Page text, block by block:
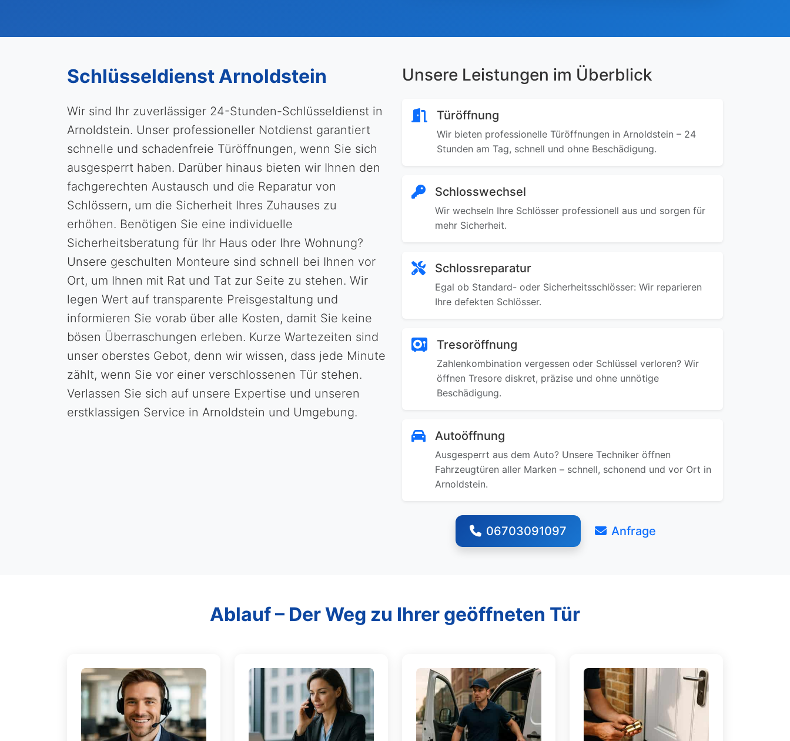
Schlüsseldienst Arnoldstein
Wir sind Ihr zuverlässiger 24-Stunden-Schlüsseldienst in
Arnoldstein. Unser professioneller Notdienst garantiert
schnelle und schadenfreie Türöffnungen, wenn Sie sich
ausgesperrt haben. Darüber hinaus bieten wir Ihnen den
fachgerechten Austausch und die Reparatur von
Schlössern, um die Sicherheit Ihres Zuhauses zu
erhöhen. Benötigen Sie eine individuelle
Sicherheitsberatung für Ihr Haus oder Ihre Wohnung?
Unsere geschulten Monteure sind schnell bei Ihnen vor
Ort, um Ihnen mit Rat und Tat zur Seite zu stehen. Wir
legen Wert auf transparente Preisgestaltung und
informieren Sie vorab über alle Kosten, damit Sie keine
bösen Überraschungen erleben. Kurze Wartezeiten sind
unser oberstes Gebot, denn wir wissen, dass jede Minute
zählt, wenn Sie vor einer verschlossenen Tür stehen.
Verlassen Sie sich auf unsere Expertise und unseren
erstklassigen Service in Arnoldstein und Umgebung.
Unsere Leistungen im Überblick
Türöffnung
Wir bieten professionelle Türöffnungen in Arnoldstein – 24
Stunden am Tag, schnell und ohne Beschädigung.
Schlosswechsel
Wir wechseln Ihre Schlösser professionell aus und sorgen für
mehr Sicherheit.
Schlossreparatur
Egal ob Standard- oder Sicherheitsschlösser: Wir reparieren
Ihre defekten Schlösser.
Tresoröffnung
Zahlenkombination vergessen oder Schlüssel verloren? Wir
öffnen Tresore diskret, präzise und ohne unnötige
Beschädigung.
Autoöffnung
Ausgesperrt aus dem Auto? Unsere Techniker öffnen
Fahrzeugtüren aller Marken – schnell, schonend und vor Ort in
Arnoldstein.
06703091097 Anfrage
Ablauf – Der Weg zu Ihrer geöffneten Tür